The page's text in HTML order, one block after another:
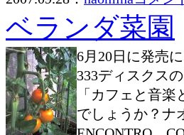
ベランダ菜園
6月20日に発売
333ディスクス
「カフェと音
でしょうか？ナ